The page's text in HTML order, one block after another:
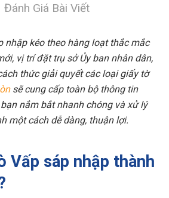
Đánh Giá Bài Viết
nhập kéo theo hàng loạt thắc mắc
vị trí đặt trụ sở Ủy ban nhân dân,
thức giải quyết các loại giấy tờ
sẽ cung cấp toàn bộ thông tin
nắm bắt nhanh chóng và xử lý
một cách dễ dàng, thuận lợi.
Vấp sáp nhập thành